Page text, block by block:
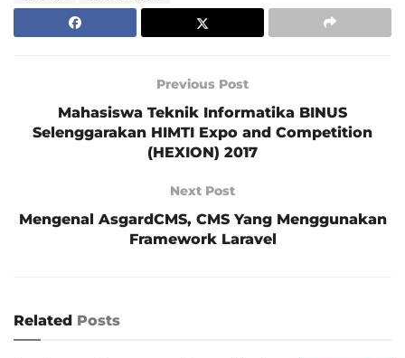
Previous Post
Mahasiswa Teknik Informatika BINUS
Selenggarakan HIMTI Expo and Competition
(HEXION) 2017
Next Post
Mengenal AsgardCMS, CMS Yang Menggunakan
Framework Laravel
Related Posts